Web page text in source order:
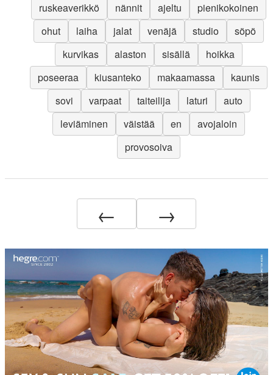
ruskeaverikkö nännit ajeltu
pienikokoinen
ohut
laiha jalat venäjä studio
söpö
kurvikas
alaston sisällä
hoikka
poseeraa
kiusanteko makaamassa
kaunis
sovi
varpaat taiteilija laturi
auto
leviäminen
väistää en
avojaloin
provosoiva
← →